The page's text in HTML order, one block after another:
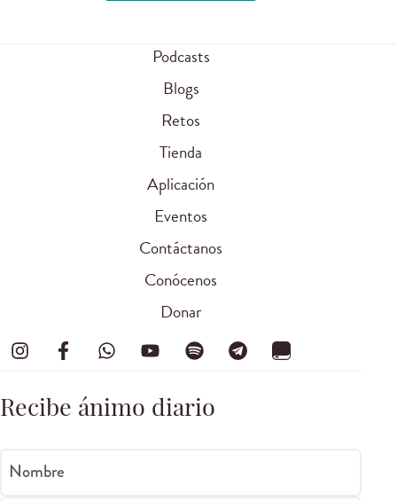
Podcasts
Blogs
Retos
Tienda
Aplicación
Eventos
Contáctanos
Conócenos
Donar
Recibe ánimo diario
Nombre